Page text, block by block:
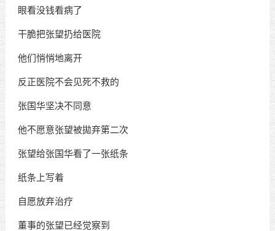
眼看没钱看病了
干脆把张望扔给医院
他们悄悄地离开
反正医院不会见死不救的
张国华坚决不同意
他不愿意张望被拋弃第二次
张望给张国华看了一张纸条
纸条上写着
自愿放弃治疗
董事的张望已经觉察到